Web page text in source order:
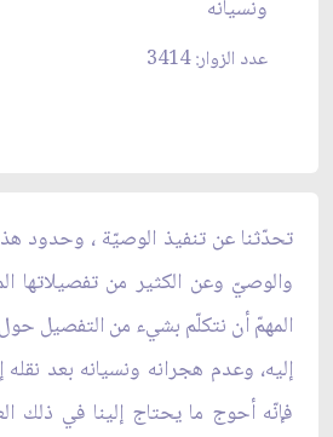
ونسيانه
عدد الزوار: 3414
تحدّثنا عن تنفيذ الوصيّة ، وحدود
والوصيّ وعن الكثير من تفصيلاتها
المهمّ أن نتكلّم بشيء من التفصيل
إليه، وعدم هجرانه ونسيانه بعد نقله
فإنّه أحوج ما يحتاج إلينا في ذلك